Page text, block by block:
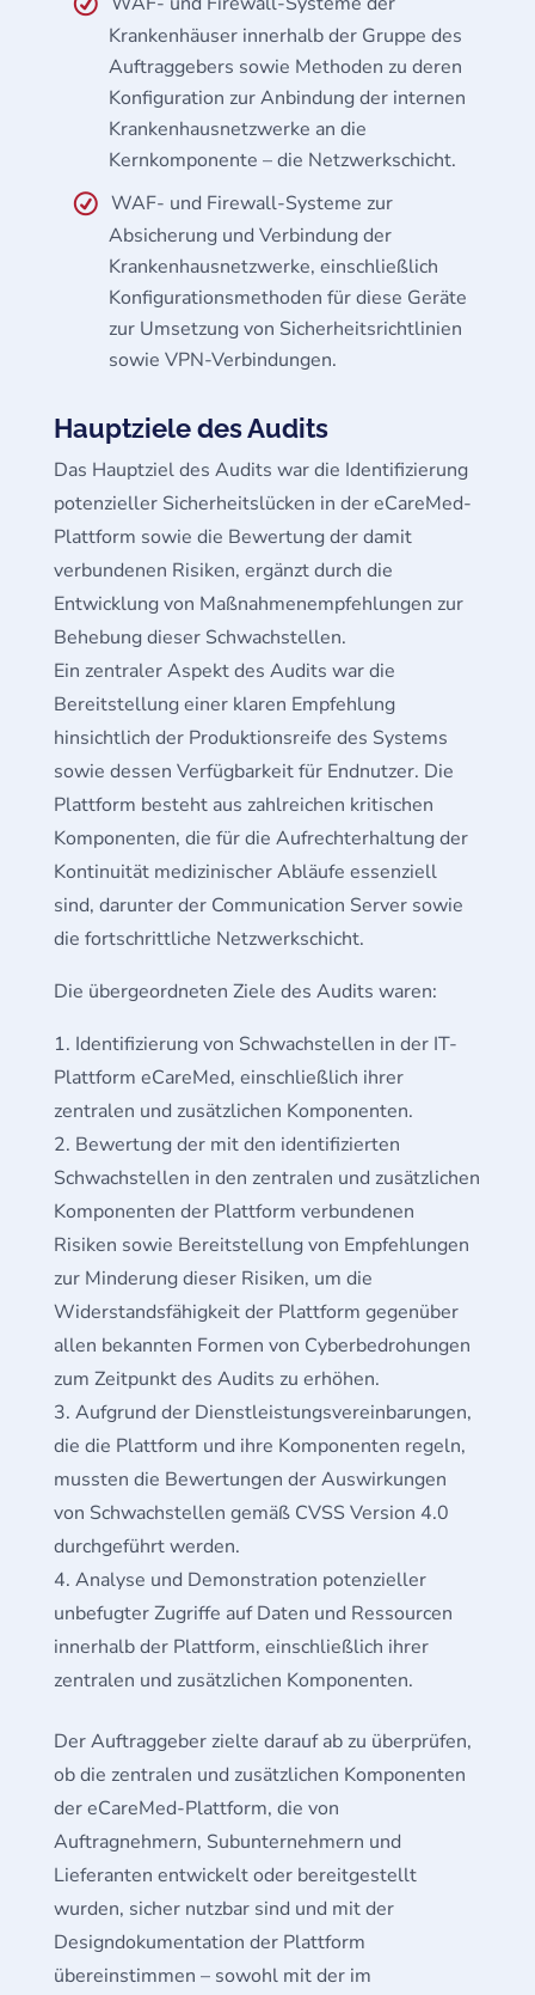
Krankenhäuser innerhalb der Gruppe des
Auftraggebers sowie Methoden zu deren
Konfiguration zur Anbindung der internen
Krankenhausnetzwerke an die
Kernkomponente – die Netzwerkschicht.
WAF- und Firewall-Systeme zur
Absicherung und Verbindung der
Krankenhausnetzwerke, einschließlich
Konfigurationsmethoden für diese Geräte
zur Umsetzung von Sicherheitsrichtlinien
sowie VPN-Verbindungen.
Hauptziele des Audits
Das Hauptziel des Audits war die Identifizierung
potenzieller Sicherheitslücken in der eCareMed-
Plattform sowie die Bewertung der damit
verbundenen Risiken, ergänzt durch die
Entwicklung von Maßnahmenempfehlungen zur
Behebung dieser Schwachstellen.
Ein zentraler Aspekt des Audits war die
Bereitstellung einer klaren Empfehlung
hinsichtlich der Produktionsreife des Systems
sowie dessen Verfügbarkeit für Endnutzer. Die
Plattform besteht aus zahlreichen kritischen
Komponenten, die für die Aufrechterhaltung der
Kontinuität medizinischer Abläufe essenziell
sind, darunter der Communication Server sowie
die fortschrittliche Netzwerkschicht.
Die übergeordneten Ziele des Audits waren:
Identifizierung von Schwachstellen in der IT-
Plattform eCareMed, einschließlich ihrer
zentralen und zusätzlichen Komponenten.
Bewertung der mit den identifizierten
Schwachstellen in den zentralen und zusätzlichen
Komponenten der Plattform verbundenen
Risiken sowie Bereitstellung von Empfehlungen
zur Minderung dieser Risiken, um die
Widerstandsfähigkeit der Plattform gegenüber
allen bekannten Formen von Cyberbedrohungen
zum Zeitpunkt des Audits zu erhöhen.
Aufgrund der Dienstleistungsvereinbarungen,
die die Plattform und ihre Komponenten regeln,
mussten die Bewertungen der Auswirkungen
von Schwachstellen gemäß CVSS Version 4.0
durchgeführt werden.
Analyse und Demonstration potenzieller
unbefugter Zugriffe auf Daten und Ressourcen
innerhalb der Plattform, einschließlich ihrer
zentralen und zusätzlichen Komponenten.
Der Auftraggeber zielte darauf ab zu überprüfen,
ob die zentralen und zusätzlichen Komponenten
der eCareMed-Plattform, die von
Auftragnehmern, Subunternehmern und
Lieferanten entwickelt oder bereitgestellt
wurden, sicher nutzbar sind und mit der
Designdokumentation der Plattform
übereinstimmen – sowohl mit der im